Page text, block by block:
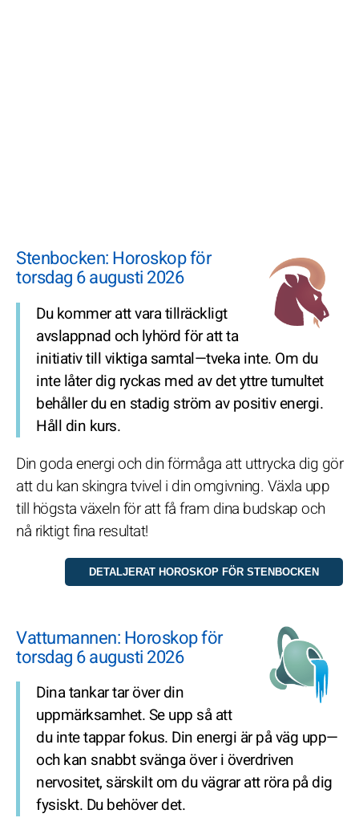
Stenbocken: Horoskop för
torsdag 6 augusti 2026
Du kommer att vara tillräckligt
avslappnad och lyhörd för att ta
initiativ till viktiga samtal—tveka inte. Om du
inte låter dig ryckas med av det yttre tumultet
behåller du en stadig ström av positiv energi.
Håll din kurs.
Din goda energi och din förmåga att uttrycka dig gör
att du kan skingra tvivel i din omgivning. Växla upp
till högsta växeln för att få fram dina budskap och
nå riktigt fina resultat!
Vattumannen: Horoskop för
torsdag 6 augusti 2026
Dina tankar tar över din
uppmärksamhet. Se upp så att
du inte tappar fokus. Din energi är på väg upp—
och kan snabbt svänga över i överdriven
nervositet, särskilt om du vägrar att röra på dig
fysiskt. Du behöver det.